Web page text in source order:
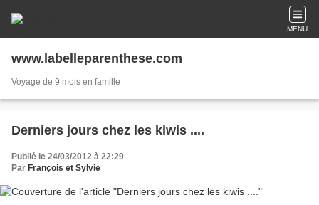
MENU
www.labelleparenthese.com
Voyage de 9 mois en famille
Derniers jours chez les kiwis ....
Publié le 24/03/2012 à 22:29
Par François et Sylvie